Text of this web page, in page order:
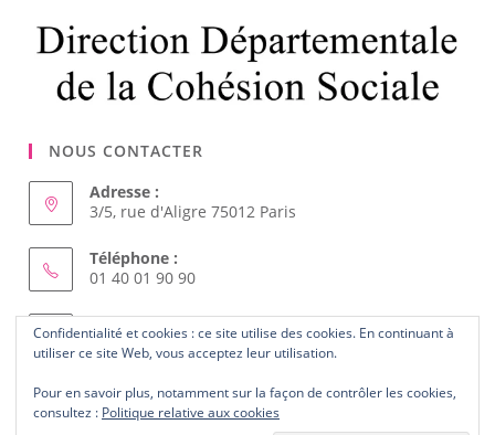
NOUS CONTACTER
Adresse :
3/5, rue d'Aligre 75012 Paris
Téléphone :
01 40 01 90 90
Courriel :
femmes.solidaires@wanadoo.frS’ouvre
dans
application
ABONNEZ-VOUS AU SITE
Confidentialité et cookies : ce site utilise des cookies. En continuant à
utiliser ce site Web, vous acceptez leur utilisation.
Pour en savoir plus, notamment sur la façon de contrôler les cookies,
consultez : Politique relative aux cookies